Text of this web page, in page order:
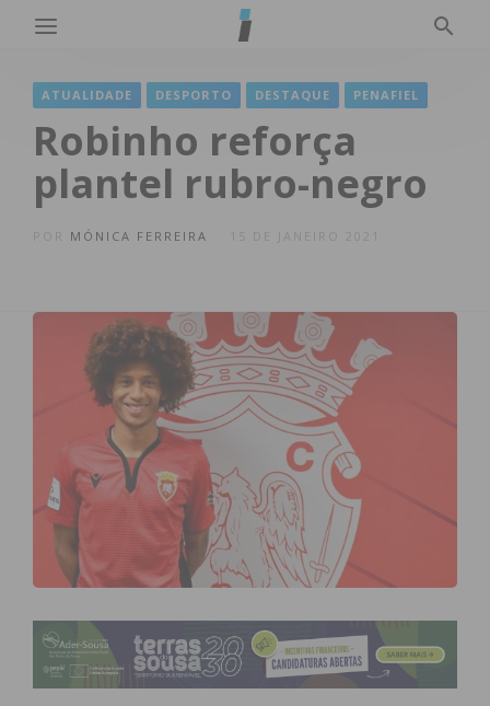
ATUALIDADE DESPORTO DESTAQUE PENAFIEL
Robinho reforça
plantel rubro-negro
MÓNICA FERREIRA 15 DE JANEIRO 2021